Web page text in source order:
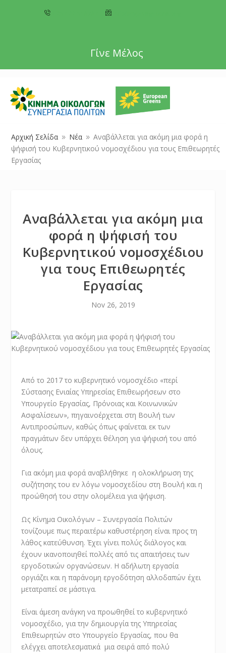
Γίνε Μέλος
Αρχική Σελίδα 9 Νέα 9 Αναβάλλεται για ακόμη μια φορά η
ψήφισή του Κυβερνητικού νομοσχέδιου για τους Επιθεωρητές
Εργασίας
Αναβάλλεται για ακόμη μια
φορά η ψήφισή του
Κυβερνητικού νομοσχέδιου
για τους Επιθεωρητές
Εργασίας
Nov 26, 2019
Από το 2017 το κυβερνητικό νομοσχέδιο «περί
Σύστασης Ενιαίας Υπηρεσίας Επιθεωρήσεων στο
Υπουργείο Εργασίας, Πρόνοιας και Κοινωνικών
Ασφαλίσεων», πηγαινοέρχεται στη Βουλή των
Αντιπροσώπων, καθώς όπως φαίνεται εκ των
πραγμάτων δεν υπάρχει θέληση για ψήφισή του από
όλους.
Για ακόμη μια φορά αναβλήθηκε η ολοκλήρωση της
συζήτησης του εν λόγω νομοσχεδίου στη Βουλή και η
προώθησή του στην ολομέλεια για ψήφιση.
Ως Κίνημα Οικολόγων – Συνεργασία Πολιτών
τονίζουμε πως περαιτέρω καθυστέρηση είναι προς τη
λάθος κατεύθυνση. Έχει γίνει πολύς διάλογος και
έχουν ικανοποιηθεί πολλές από τις απαιτήσεις των
εργοδοτικών οργανώσεων. Η αδήλωτη εργασία
οργιάζει και η παράνομη εργοδότηση αλλοδαπών έχει
μετατραπεί σε μάστιγα.
Είναι άμεση ανάγκη να προωθηθεί το κυβερνητικό
νομοσχέδιο, για την δημιουργία της Υπηρεσίας
Επιθεωρητών στο Υπουργείο Εργασίας, που θα
ελέγχει αποτελεσματικά μια σειρά από πολύ